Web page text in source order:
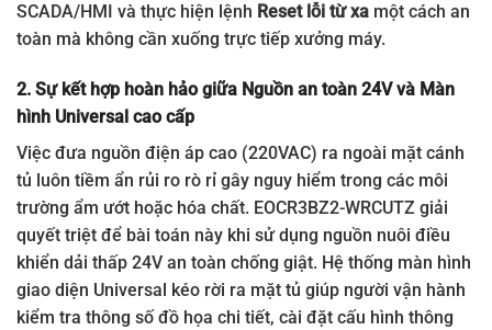
SCADA/HMI và thực hiện lệnh Reset lỗi từ xa một cách an
toàn mà không cần xuống trực tiếp xưởng máy.
2. Sự kết hợp hoàn hảo giữa Nguồn an toàn 24V và Màn
hình Universal cao cấp
Việc đưa nguồn điện áp cao (220VAC) ra ngoài mặt cánh
tủ luôn tiềm ẩn rủi ro rò rỉ gây nguy hiểm trong các môi
trường ẩm ướt hoặc hóa chất. EOCR3BZ2-WRCUTZ giải
quyết triệt để bài toán này khi sử dụng nguồn nuôi điều
khiển dải thấp 24V an toàn chống giật. Hệ thống màn hình
giao diện Universal kéo rời ra mặt tủ giúp người vận hành
kiểm tra thông số đồ họa chi tiết, cài đặt cấu hình thông